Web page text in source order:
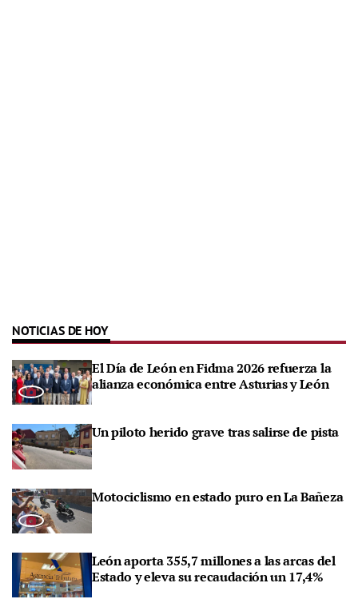
NOTICIAS DE HOY
El Día de León en Fidma 2026 refuerza la
alianza económica entre Asturias y León
Un piloto herido grave tras salirse de pista
Motociclismo en estado puro en La Bañeza
León aporta 355,7 millones a las arcas del
Estado y eleva su recaudación un 17,4%